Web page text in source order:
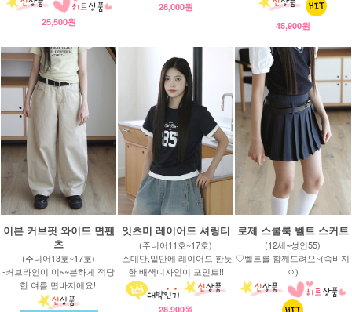
25,500원
28,000원
45,900원
이븐 커브핏 와이드 면팬
츠
(주니어13호~17호)
-커브라인이 이~~븐하게 적당
한 여름 면바지에요!!
잇츠미 레이어드 셔링티
(주니어11호~17호)
-소매단,밑단에 레이어드 한듯
한 배색디자인이 포인트!!
28,900원
로제 스쿨룩 벨트 스커트
(12세~성인55)
♡벨트를 함께드려요~(속바지
ㅇ)